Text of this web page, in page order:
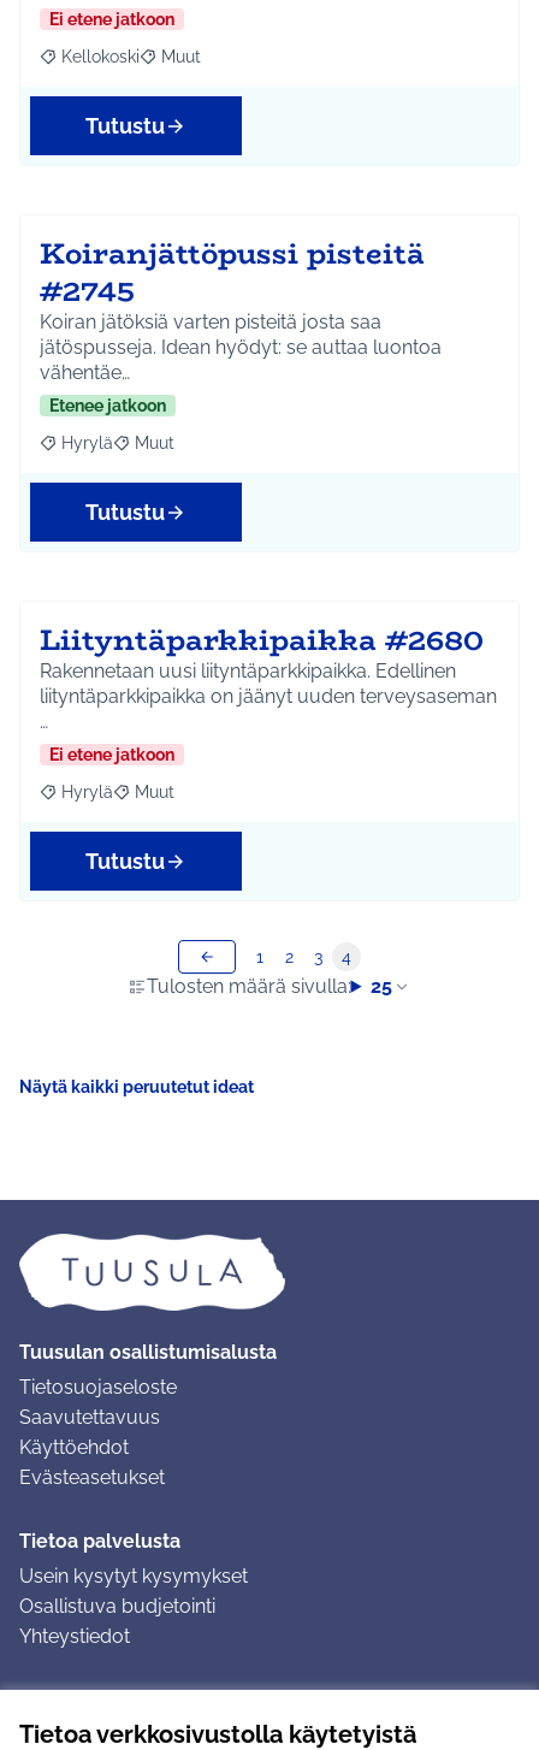
Tietoa verkkosivustolla käytetyistä
Ei etene jatkoon
Rajaa tulokset aihepiirin mukaan: Kellokoski
Kellokoski Rajaa tulokset teeman mukaan: Muut
Muut
Tutustu
Koiranjättöpussi pisteitä
#2745
Koiran jätöksiä varten pisteitä josta saa
jätöspusseja. Idean hyödyt: se auttaa luontoa
vähentäe…
Etenee jatkoon
Rajaa tulokset aihepiirin mukaan: Hyrylä
Hyrylä Rajaa tulokset teeman mukaan: Muut
Muut
Tutustu
Liityntäparkkipaikka #2680
Rakennetaan uusi liityntäparkkipaikka. Edellinen
liityntäparkkipaikka on jäänyt uuden terveysaseman
…
Ei etene jatkoon
Rajaa tulokset aihepiirin mukaan: Hyrylä
Hyrylä Rajaa tulokset teeman mukaan: Muut
Muut
Tutustu
Tulosten määrä sivulla: 25
1 2 3 4
Näytä kaikki peruutetut ideat
Tuusulan osallistumisalusta
Tietosuojaseloste
Saavutettavuus
Käyttöehdot
Evästeasetukset
Tietoa palvelusta
Usein kysytyt kysymykset
Osallistuva budjetointi
Yhteystiedot
Ohjeet kirjautumiseen